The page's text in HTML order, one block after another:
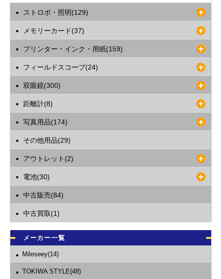
ストロボ・照明(129)
メモリーカード(37)
プリンター・インク・用紙(159)
フィールドスコープ(24)
双眼鏡(300)
距離計(8)
写真用品(174)
その他用品(29)
アウトレット(2)
電池(30)
中古販売(84)
中古買取(1)
メーカー一覧
Mileseey(14)
TOKIWA STYLE(48)